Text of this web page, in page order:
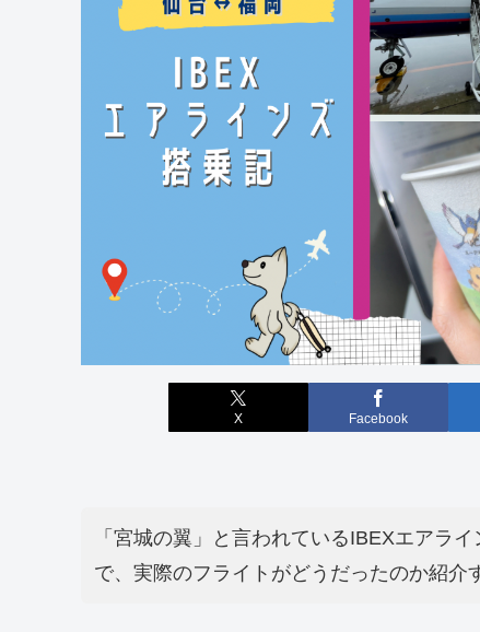
X Facebook
「宮城の翼」と言われているIBEXエアラ
で、実際のフライトがどうだったのか紹介